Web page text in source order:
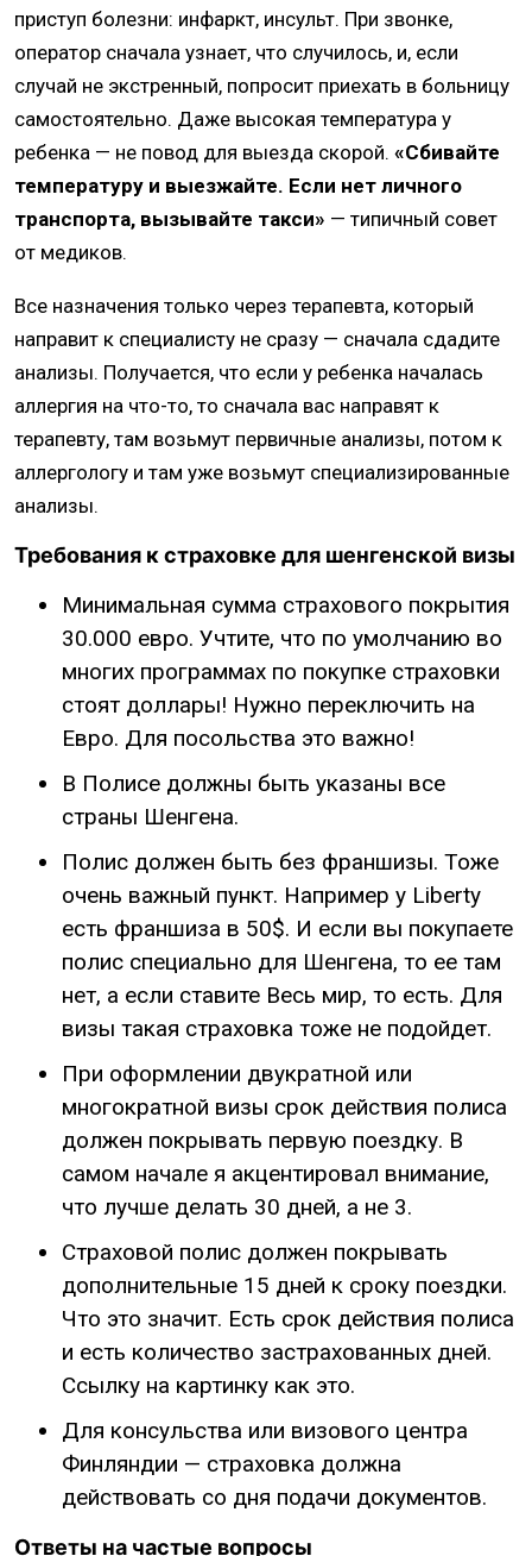
приступ болезни: инфаркт, инсульт. При звонке,
оператор сначала узнает, что случилось, и, если
случай не экстренный, попросит приехать в больницу
самостоятельно. Даже высокая температура у
ребенка — не повод для выезда скорой. «Сбивайте
температуру и выезжайте. Если нет личного
транспорта, вызывайте такси» — типичный совет
от медиков.
Все назначения только через терапевта, который
направит к специалисту не сразу — сначала сдадите
анализы. Получается, что если у ребенка началась
аллергия на что-то, то сначала вас направят к
терапевту, там возьмут первичные анализы, потом к
аллергологу и там уже возьмут специализированные
анализы.
Требования к страховке для шенгенской визы
Минимальная сумма страхового покрытия
30.000 евро. Учтите, что по умолчанию во
многих программах по покупке страховки
стоят доллары! Нужно переключить на
Евро. Для посольства это важно!
В Полисе должны быть указаны все
страны Шенгена.
Полис должен быть без франшизы. Тоже
очень важный пункт. Например у Liberty
есть франшиза в 50$. И если вы покупаете
полис специально для Шенгена, то ее там
нет, а если ставите Весь мир, то есть. Для
визы такая страховка тоже не подойдет.
При оформлении двукратной или
многократной визы срок действия полиса
должен покрывать первую поездку. В
самом начале я акцентировал внимание,
что лучше делать 30 дней, а не 3.
Страховой полис должен покрывать
дополнительные 15 дней к сроку поездки.
Что это значит. Есть срок действия полиса
и есть количество застрахованных дней.
Ссылку на картинку как это.
Для консульства или визового центра
Финляндии — страховка должна
действовать со дня подачи документов.
Ответы на частые вопросы